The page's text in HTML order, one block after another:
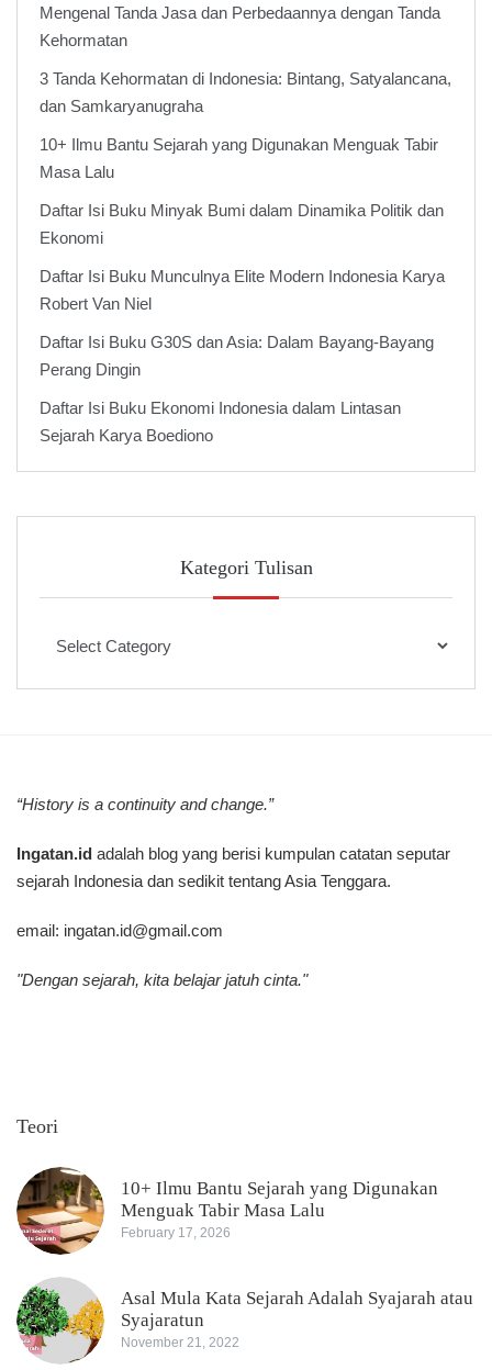
Mengenal Tanda Jasa dan Perbedaannya dengan Tanda
Kehormatan
3 Tanda Kehormatan di Indonesia: Bintang, Satyalancana,
dan Samkaryanugraha
10+ Ilmu Bantu Sejarah yang Digunakan Menguak Tabir
Masa Lalu
Daftar Isi Buku Minyak Bumi dalam Dinamika Politik dan
Ekonomi
Daftar Isi Buku Munculnya Elite Modern Indonesia Karya
Robert Van Niel
Daftar Isi Buku G30S dan Asia: Dalam Bayang-Bayang
Perang Dingin
Daftar Isi Buku Ekonomi Indonesia dalam Lintasan
Sejarah Karya Boediono
Kategori Tulisan
“History is a continuity and change.”
Ingatan.id adalah blog yang berisi kumpulan catatan seputar
sejarah Indonesia dan sedikit tentang Asia Tenggara.
email: ingatan.id@gmail.com
"Dengan sejarah, kita belajar jatuh cinta."
Teori
10+ Ilmu Bantu Sejarah yang Digunakan
Menguak Tabir Masa Lalu
February 17, 2026
Asal Mula Kata Sejarah Adalah Syajarah atau
Syajaratun
November 21, 2022